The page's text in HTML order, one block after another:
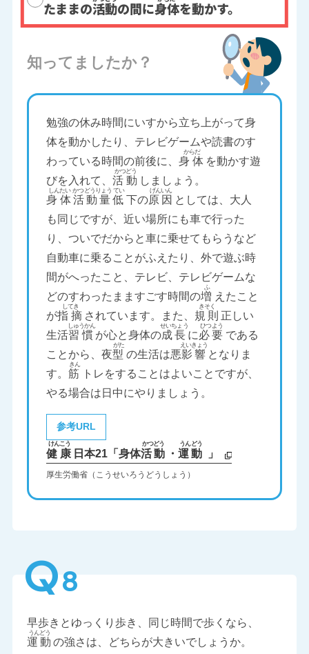
たままの活動の間に身体を動かす。
知ってましたか？
勉強の休み時間にいすから立ち上がって身
体を動かしたり、テレビゲームや読書のす
わっている時間の前後に、身体 を動かす遊
びを入れて、活動 しましょう。
身体活動量低 下の原因 としては、大人
も同じですが、近い場所にも車で行った
り、ついでだからと車に乗せてもらうなど
自動車に乗ることがふえたり、外で遊ぶ時
間がへったこと、テレビ、テレビゲームな
どのすわったまますごす時間の増 えたこと
が指摘 されています。また、 規則 正しい
生活習慣 が心と身体の成長 に必要 である
ことから、夜型 の生活は悪影響 となりま
す。筋 トレをすることはよいことですが、
やる場合は日中にやりましょう。
参考URL
健康 日本21「身体活動 ・運動 」
厚生労働省（こうせいろうどうしょう）
Q8
早歩きとゆっくり歩き、同じ時間で歩くなら、
運動 の強さは、どちらが大きいでしょうか。